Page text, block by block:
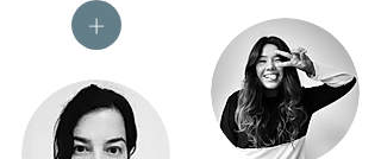
+